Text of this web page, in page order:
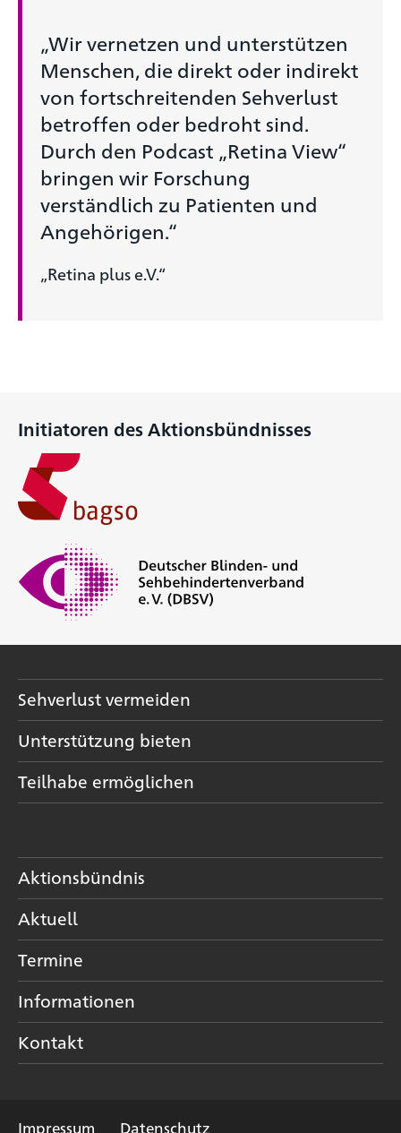
„Wir vernetzen und unterstützen
Menschen, die direkt oder indirekt
von fortschreitenden Sehverlust
betroffen oder bedroht sind.
Durch den Podcast „Retina View“
bringen wir Forschung
verständlich zu Patienten und
Angehörigen.“
„Retina plus e.V.“
Initiatoren des Aktionsbündnisses
Sehverlust vermeiden
Unterstützung bieten
Teilhabe ermöglichen
Aktionsbündnis
Aktuell
Termine
Informationen
Kontakt
Impressum Datenschutz